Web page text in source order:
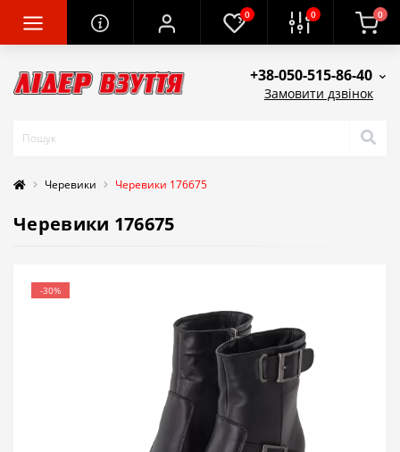
0 0 0
+38-050-515-86-40
Замовити дзвінок
Черевики Черевики 176675
Черевики 176675
-30%